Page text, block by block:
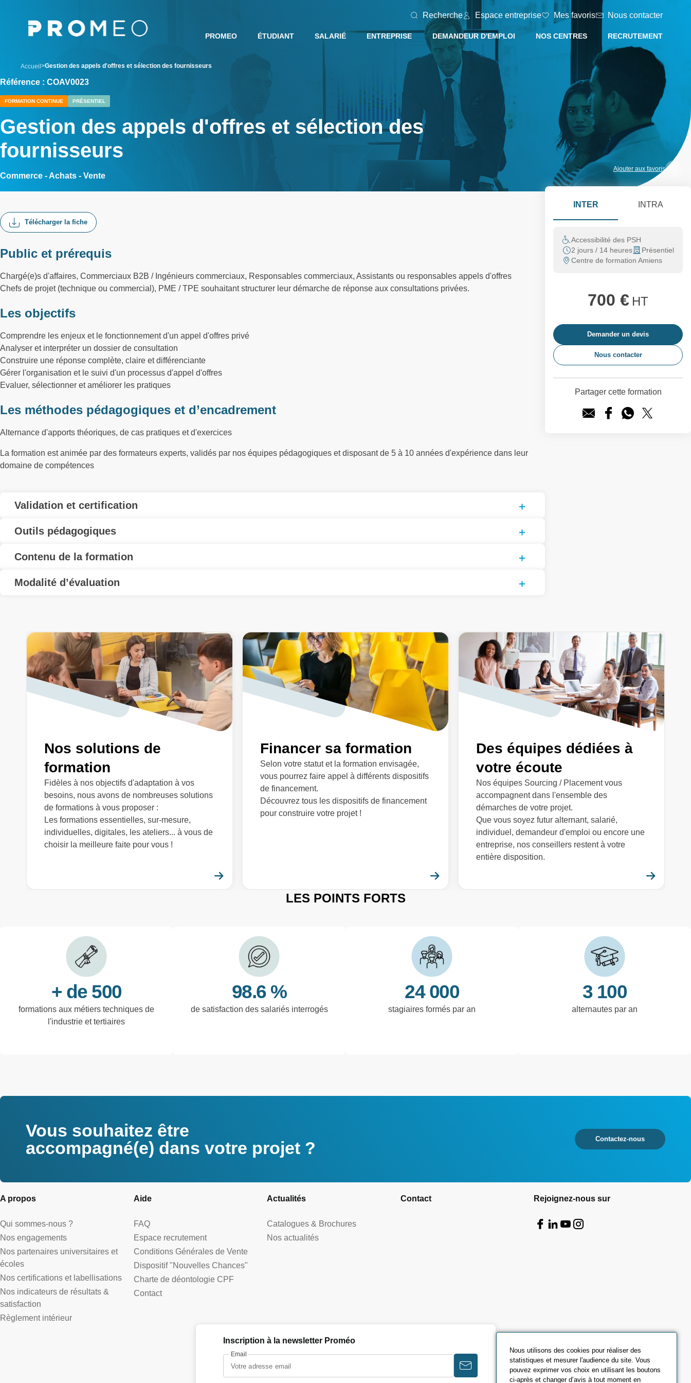
Recherche Espace entreprise Mes favoris Nous contacter
PROMEO ÉTUDIANT SALARIÉ ENTREPRISE DEMANDEUR D'EMPLOI NOS CENTRES RECRUTEMENT
Accueil Gestion des appels d'offres et sélection des fournisseurs
Référence : COAV0023
FORMATION CONTINUE PRÉSENTIEL
Gestion des appels d'offres et sélection des
fournisseurs
Commerce - Achats - Vente
Ajouter aux favoris
Télécharger la fiche
Public et prérequis
Chargé(e)s d'affaires, Commerciaux B2B / Ingénieurs commerciaux, Responsables commerciaux, Assistants ou responsables appels d'offres
Chefs de projet (technique ou commercial), PME / TPE souhaitant structurer leur démarche de réponse aux consultations privées.
Les objectifs
Comprendre les enjeux et le fonctionnement d'un appel d'offres privé
Analyser et interpréter un dossier de consultation
Construire une réponse complète, claire et différenciante
Gérer l'organisation et le suivi d'un processus d'appel d'offres
Evaluer, sélectionner et améliorer les pratiques
Les méthodes pédagogiques et d’encadrement
Alternance d'apports théoriques, de cas pratiques et d'exercices
La formation est animée par des formateurs experts, validés par nos équipes pédagogiques et disposant de 5 à 10 années d'expérience dans leur
domaine de compétences
Validation et certification
Outils pédagogiques
Contenu de la formation
Modalité d’évaluation
INTER INTRA
Accessibilité des PSH
2 jours / 14 heures
Présentiel
Centre de formation Amiens
700 € HT
Demander un devis
Nous contacter
Partager cette formation
Nos solutions de
formation
Fidèles à nos objectifs d'adaptation à vos
besoins, nous avons de nombreuses solutions
de formations à vous proposer :
Les formations essentielles, sur-mesure,
individuelles, digitales, les ateliers... à vous de
choisir la meilleure faite pour vous !
Financer sa formation
Selon votre statut et la formation envisagée,
vous pourrez faire appel à différents dispositifs
de financement.
Découvrez tous les dispositifs de financement
pour construire votre projet !
Des équipes dédiées à
votre écoute
Nos équipes Sourcing / Placement vous
accompagnent dans l'ensemble des
démarches de votre projet.
Que vous soyez futur alternant, salarié,
individuel, demandeur d'emploi ou encore une
entreprise, nos conseillers restent à votre
entière disposition.
LES POINTS FORTS
+ de 500
formations aux métiers techniques de
l'industrie et tertiaires
98.6 %
de satisfaction des salariés interrogés
24 000
stagiaires formés par an
3 100
alternautes par an
Vous souhaitez être
accompagné(e) dans votre projet ?
Contactez-nous
A propos
Qui sommes-nous ?
Nos engagements
Nos partenaires universitaires et
écoles
Nos certifications et labellisations
Nos indicateurs de résultats &
satisfaction
Règlement intérieur
Aide
FAQ
Espace recrutement
Conditions Générales de Vente
Dispositif "Nouvelles Chances"
Charte de déontologie CPF
Contact
Actualités
Catalogues & Brochures
Nos actualités
Contact Rejoignez-nous sur
Inscription à la newsletter Proméo
Email
Nous utilisons des cookies pour réaliser des
statistiques et mesurer l'audience du site. Vous
pouvez exprimer vos choix en utilisant les boutons
ci-après et changer d’avis à tout moment en